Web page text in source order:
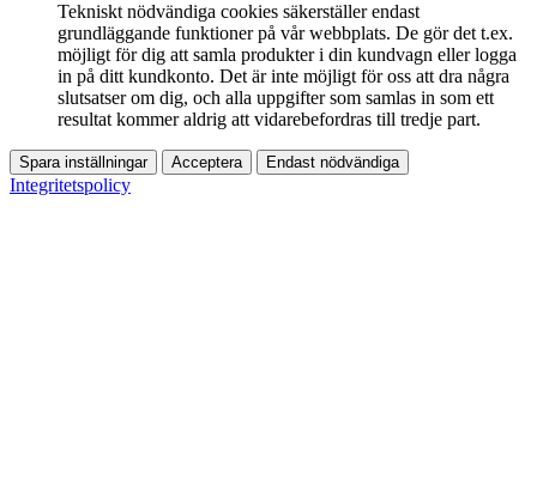
Tekniskt nödvändiga cookies säkerställer endast
grundläggande funktioner på vår webbplats. De gör det t.ex.
möjligt för dig att samla produkter i din kundvagn eller logga
in på ditt kundkonto. Det är inte möjligt för oss att dra några
slutsatser om dig, och alla uppgifter som samlas in som ett
resultat kommer aldrig att vidarebefordras till tredje part.
Spara inställningar Acceptera Endast nödvändiga
Integritetspolicy